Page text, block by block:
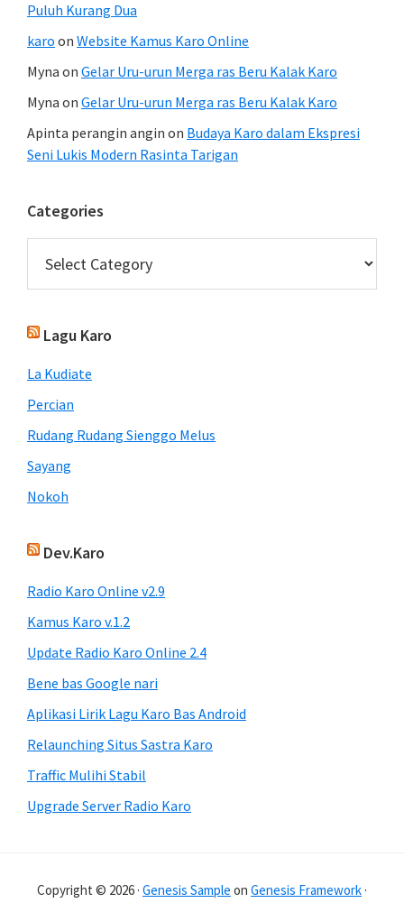
Puluh Kurang Dua
karo on Website Kamus Karo Online
Myna on Gelar Uru-urun Merga ras Beru Kalak Karo
Myna on Gelar Uru-urun Merga ras Beru Kalak Karo
Apinta perangin angin on Budaya Karo dalam Ekspresi
Seni Lukis Modern Rasinta Tarigan
Categories
Lagu Karo
La Kudiate
Percian
Rudang Rudang Sienggo Melus
Sayang
Nokoh
Dev.Karo
Radio Karo Online v2.9
Kamus Karo v.1.2
Update Radio Karo Online 2.4
Bene bas Google nari
Aplikasi Lirik Lagu Karo Bas Android
Relaunching Situs Sastra Karo
Traffic Mulihi Stabil
Upgrade Server Radio Karo
Copyright © 2026 · Genesis Sample on Genesis Framework ·